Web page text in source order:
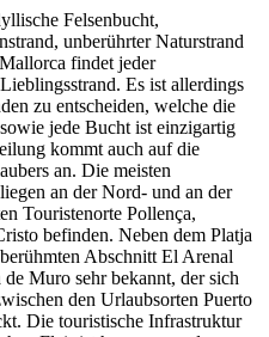
Felsenbucht,
unberührter Naturstrand
findet jeder
Es ist allerdings
zu entscheiden, welche die
jede Bucht ist einzigartig
kommt auch auf die
an. Die meisten
an der Nord- und an der
Touristenorte Pollença,
befinden. Neben dem Platja
Abschnitt El Arenal
Muro sehr bekannt, der sich
den Urlaubsorten Puerto
Die touristische Infrastruktur